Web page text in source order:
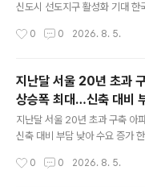
이 주요 배경입니다. 다만 국민
외환보유액은 해외 자본 급락 또
신도시 선도지구 활성화 기대
규모 재건축 사업을 본격적으로
고 공식 발표했습니다.이에 따
2가구 규모의 주택 공급이 예정
은 1기 신도시 중 노후 계획도시
특별정비구역으로 지정되면서
습니다. 지난해 6월 구성된 주민
입니다. 특히 이번 사업은 「노후
0 0 2026. 8. 5.
지난달 서울 20년 초과
상승폭 최대…신축 대비
지난달 서울 20년 초과 구축 아
신축 대비 부담 낮아 수요 증가
6년 7월 서울에서 준공 20년을
0 0 2026. 8. 5.